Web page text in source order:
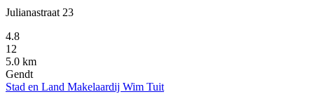
Julianastraat 23
4.8
12
5.0 km
Gendt
Stad en Land Makelaardij Wim Tuit